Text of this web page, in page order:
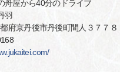
舟屋から40分のドライブ
羽
府京丹後市丹後町間人３７７８